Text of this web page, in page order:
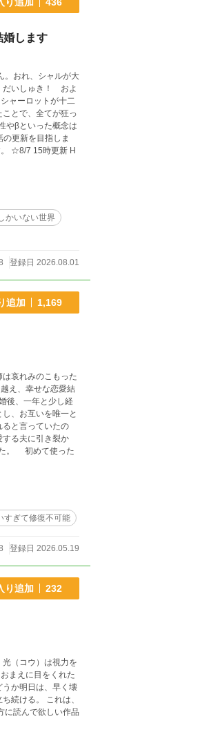
婚します
とで、全てが狂っ
更新を目指しま
かいない世界
登録日 2026.08.01
追加 1,169
後、一年と少し経
すぎて修復不可能
登録日 2026.05.19
り追加 232
（コウ）は視力を
まえに目をくれた
か明日は、早く壊
続ける。 これは、